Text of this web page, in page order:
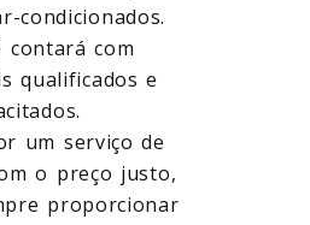
condicionados.
contará com
qualificados e
um serviço de
o preço justo,
proporcionar